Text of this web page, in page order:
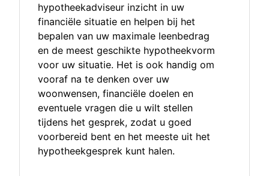
hypotheekadviseur inzicht in uw
financiële situatie en helpen bij het
bepalen van uw maximale leenbedrag
en de meest geschikte hypotheekvorm
voor uw situatie. Het is ook handig om
vooraf na te denken over uw
woonwensen, financiële doelen en
eventuele vragen die u wilt stellen
tijdens het gesprek, zodat u goed
voorbereid bent en het meeste uit het
hypotheekgesprek kunt halen.